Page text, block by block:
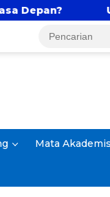
UNTAN
Mata